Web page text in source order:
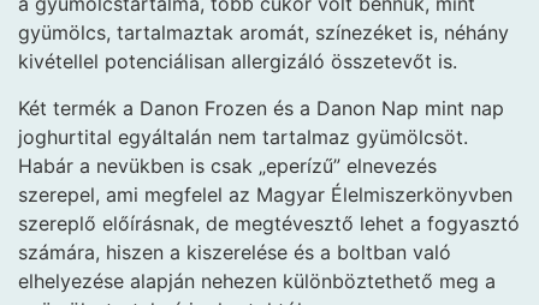
gyümölcs, tartalmaztak aromát, színezéket is, néhány
kivétellel potenciálisan allergizáló összetevőt is.
Két termék a Danon Frozen és a Danon Nap mint nap
joghurtital egyáltalán nem tartalmaz gyümölcsöt.
Habár a nevükben is csak „eperízű” elnevezés
szerepel, ami megfelel az Magyar Élelmiszerkönyvben
szereplő előírásnak, de megtévesztő lehet a fogyasztó
számára, hiszen a kiszerelése és a boltban való
elhelyezése alapján nehezen különböztethető meg a